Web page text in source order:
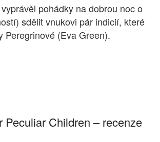
pohádky na dobrou noc o
sdělit vnukovi pár indicií, které
Peregrinové (Eva Green).
Peculiar Children – recenze